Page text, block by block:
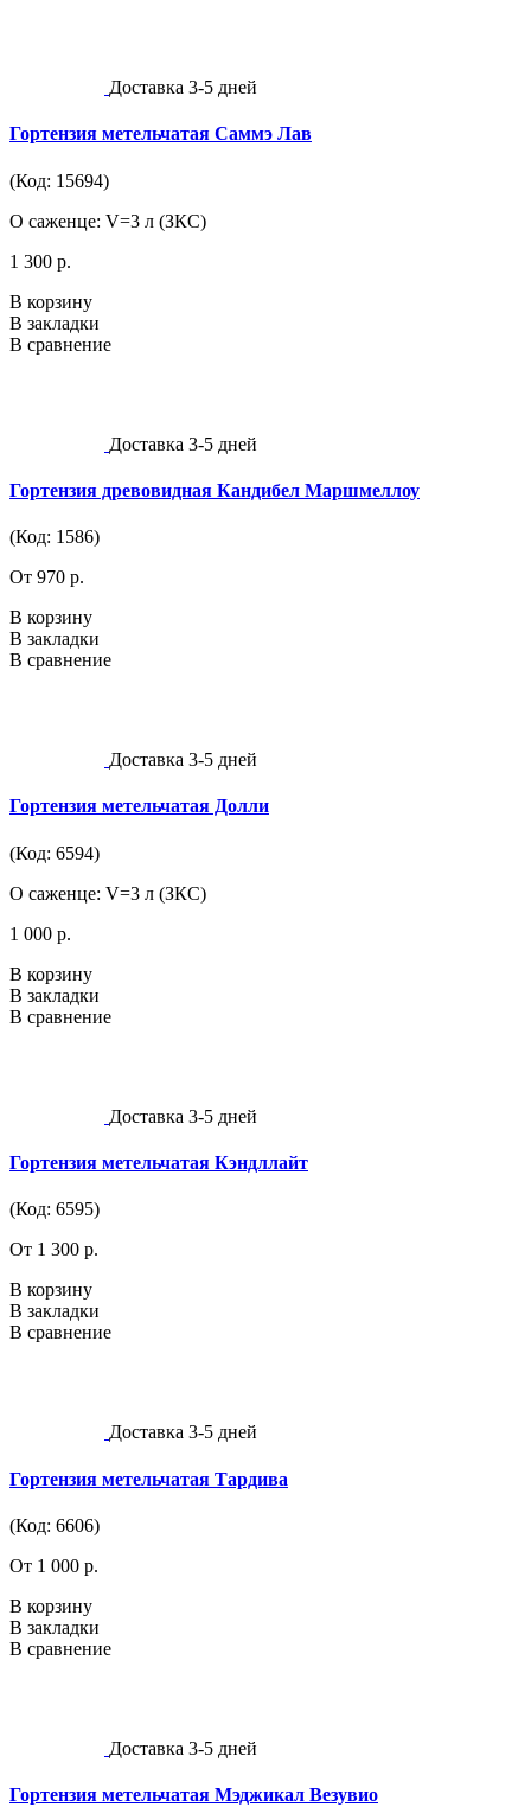
Доставка 3-5 дней
Гортензия метельчатая Саммэ Лав
(Код: 15694)
О саженце: V=3 л (ЗКС)
1 300 р.
В корзину
В закладки
В сравнение
Доставка 3-5 дней
Гортензия древовидная Кандибел Маршмеллоу
(Код: 1586)
От 970 р.
В корзину
В закладки
В сравнение
Доставка 3-5 дней
Гортензия метельчатая Долли
(Код: 6594)
О саженце: V=3 л (ЗКС)
1 000 р.
В корзину
В закладки
В сравнение
Доставка 3-5 дней
Гортензия метельчатая Кэндллайт
(Код: 6595)
От 1 300 р.
В корзину
В закладки
В сравнение
Доставка 3-5 дней
Гортензия метельчатая Тардива
(Код: 6606)
От 1 000 р.
В корзину
В закладки
В сравнение
Доставка 3-5 дней
Гортензия метельчатая Мэджикал Везувио